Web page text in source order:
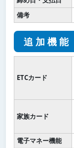
備考
追加機能
ETCカード
家族カード
電子マネー機能